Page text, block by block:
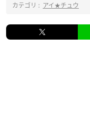
カテゴリ : アイ★チュウ